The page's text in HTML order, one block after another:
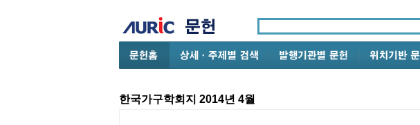
한국가구학회지 2014년 4월